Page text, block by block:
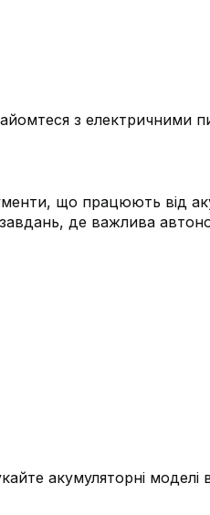
з електричними
що працюють від
де важлива
акумуляторні моделі